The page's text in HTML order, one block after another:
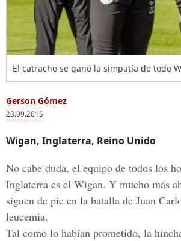
El catracho se ganó la simpatía de todo
Gerson Gómez
23.09.2015
Wigan, Inglaterra, Reino Unido
No cabe duda, el equipo de todos los
Inglaterra es el Wigan. Y mucho más
siguen de pie en la batalla de Juan
leucemia.
Tal como lo habían prometido, la